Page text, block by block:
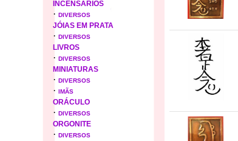
INCENSARIOS
· DIVERSOS
JÓIAS EM PRATA
· DIVERSOS
LIVROS
· DIVERSOS
MINIATURAS
· DIVERSOS
· IMÃS
ORÁCULO
· DIVERSOS
ORGONITE
· DIVERSOS